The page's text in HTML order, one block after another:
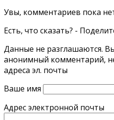
Увы, комментариев пока
Есть, что сказать? -
Данные не разглашаются.
анонимный комментарий,
адреса эл. почты
Ваше имя
Адрес электронной почты